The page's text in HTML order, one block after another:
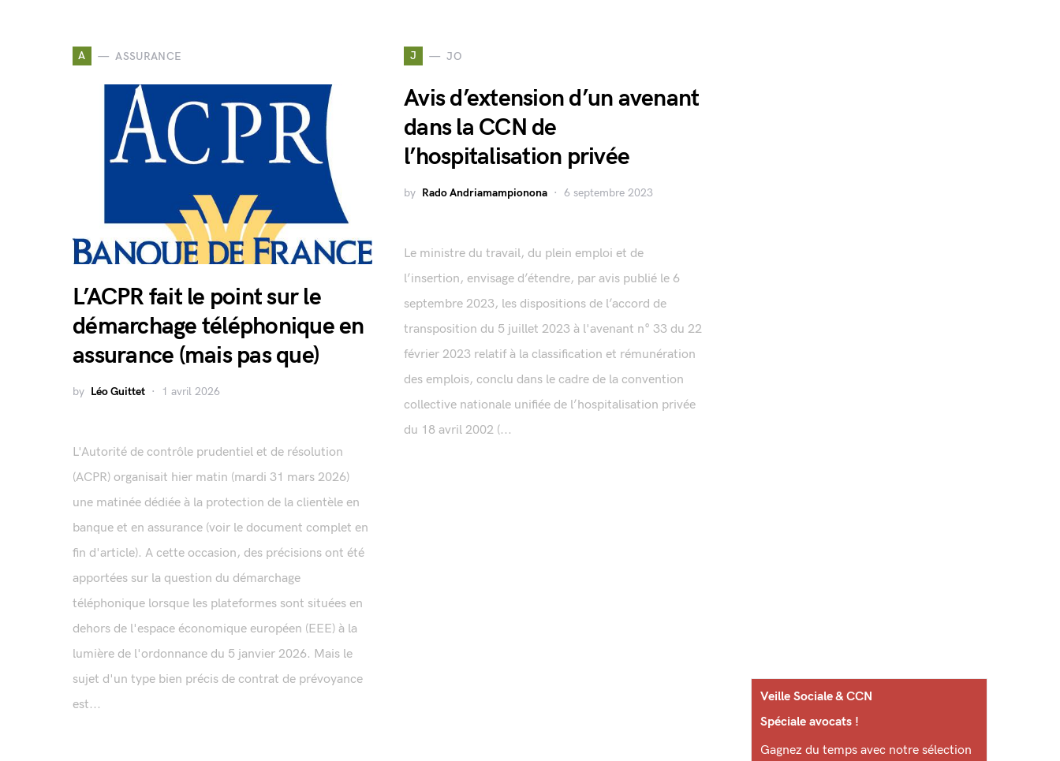
A ASSURANCE
L’ACPR fait le point sur le
démarchage téléphonique en
assurance (mais pas que)
by Léo Guittet 1 avril 2026
L'Autorité de contrôle prudentiel et de résolution
(ACPR) organisait hier matin (mardi 31 mars 2026)
une matinée dédiée à la protection de la clientèle en
banque et en assurance (voir le document complet en
fin d'article). A cette occasion, des précisions ont été
apportées sur la question du démarchage
téléphonique lorsque les plateformes sont situées en
dehors de l'espace économique européen (EEE) à la
lumière de l'ordonnance du 5 janvier 2026. Mais le
sujet d'un type bien précis de contrat de prévoyance
est...
J JO
Avis d’extension d’un avenant
dans la CCN de
l’hospitalisation privée
by Rado Andriamampionona 6 septembre 2023
Le ministre du travail, du plein emploi et de
l’insertion, envisage d’étendre, par avis publié le 6
septembre 2023, les dispositions de l’accord de
transposition du 5 juillet 2023 à l'avenant n° 33 du 22
février 2023 relatif à la classification et rémunération
des emplois, conclu dans le cadre de la convention
collective nationale unifiée de l’hospitalisation privée
du 18 avril 2002 (...
Veille Sociale & CCN
Spéciale avocats !
Gagnez du temps avec notre sélection